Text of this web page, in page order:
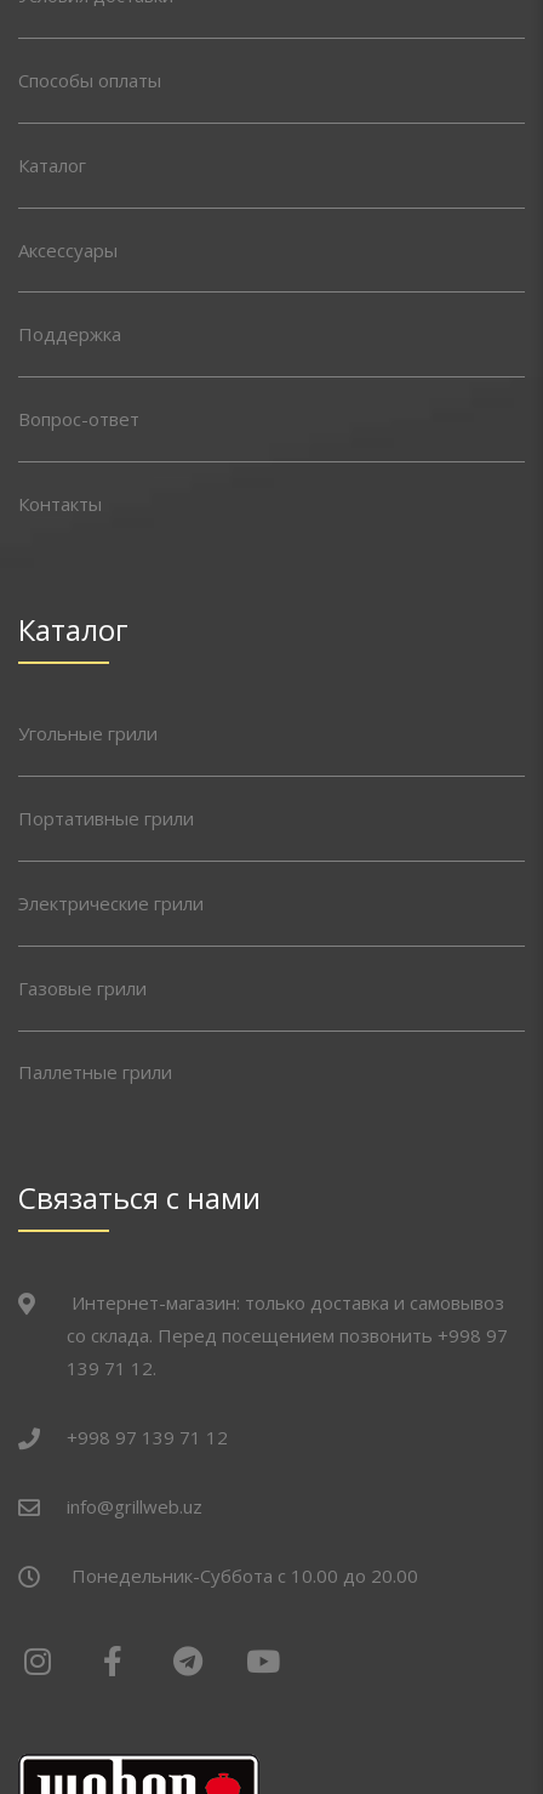
Способы оплаты
Каталог
Аксессуары
Поддержка
Вопрос-ответ
Контакты
Каталог
Угольные грили
Портативные грили
Электрические грили
Газовые грили
Паллетные грили
Связаться с нами
Интернет-магазин: только доставка и самовывоз
со склада. Перед посещением позвонить +998 97
139 71 12.
+998 97 139 71 12
info@grillweb.uz
Понедельник-Суббота с 10.00 до 20.00